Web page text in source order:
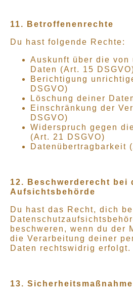
11. Betroffenenrechte
Du hast folgende Rechte:
Auskunft über die von
Daten (Art. 15
Berichtigung
DSGVO)
Löschung deiner
Einschränkung der
DSGVO)
Widerspruch gegen
(Art. 21 DSGVO)
Datenübertragbarkeit
12. Beschwerderecht bei
Aufsichtsbehörde
Du hast das Recht, dich
beschweren, wenn du der
die Verarbeitung deiner
Daten rechtswidrig erfolgt.
13.